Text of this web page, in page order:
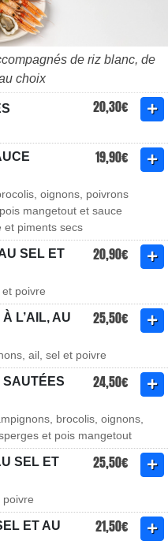
de riz blanc, de
choix
20,30€
19,90€
oignons, poivrons
mangetout et sauce
et piments secs
SEL ET
20,90€
poivre
L’AIL, AU
25,50€
ail, sel et poivre
SAUTÉES
24,50€
brocolis, oignons,
et pois mangetout
SEL ET
25,50€
poivre
ET AU
21,50€